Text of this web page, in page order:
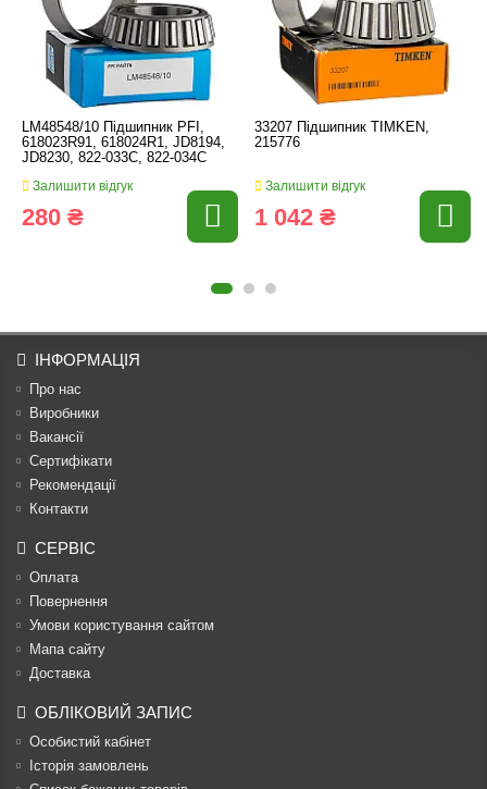
LM48548/10 Підшипник PFI,
618023R91, 618024R1, JD8194,
JD8230, 822-033C, 822-034C
Залишити відгук
280 ₴
33207 Підшипник TIMKEN,
215776
Залишити відгук
1 042 ₴
ІНФОРМАЦІЯ
Про нас
Виробники
Вакансії
Сертифікати
Рекомендації
Контакти
СЕРВІС
Оплата
Повернення
Умови користування сайтом
Мапа сайту
Доставка
ОБЛІКОВИЙ ЗАПИС
Особистий кабінет
Історія замовлень